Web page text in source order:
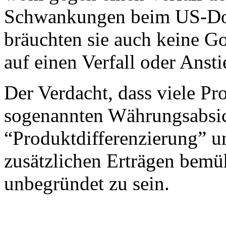
Schwankungen beim US-
bräuchten sie auch keine
auf einen Verfall oder
Der Verdacht, dass viele
sogenannten
“Produktdifferenzierung”
zusätzlichen Erträgen
unbegründet zu sein.